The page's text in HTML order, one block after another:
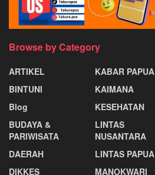
Browse by Category
ARTIKEL
BINTUNI
Blog
BUDAYA &
PARIWISATA
DAERAH
DIKKES
KABAR PAPUA
KAIMANA
KESEHATAN
LINTAS
NUSANTARA
LINTAS PAPUA
MANOKWARI